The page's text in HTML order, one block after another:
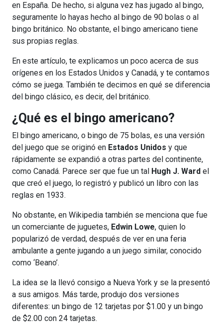
en España. De hecho, si alguna vez has jugado al bingo,
seguramente lo hayas hecho al bingo de 90 bolas o al
bingo británico. No obstante, el bingo americano tiene
sus propias reglas.
En este artículo, te explicamos un poco acerca de sus
orígenes en los Estados Unidos y Canadá, y te contamos
cómo se juega. También te decimos en qué se diferencia
del bingo clásico, es decir, del británico.
¿Qué es el bingo americano?
El bingo americano, o bingo de 75 bolas, es una versión
del juego que se originó en Estados Unidos y que
rápidamente se expandió a otras partes del continente,
como Canadá. Parece ser que fue un tal Hugh J. Ward el
que creó el juego, lo registró y publicó un libro con las
reglas en 1933.
No obstante, en Wikipedia también se menciona que fue
un comerciante de juguetes, Edwin Lowe, quien lo
popularizó de verdad, después de ver en una feria
ambulante a gente jugando a un juego similar, conocido
como ‘Beano’.
La idea se la llevó consigo a Nueva York y se la presentó
a sus amigos. Más tarde, produjo dos versiones
diferentes: un bingo de 12 tarjetas por $1.00 y un bingo
de $2.00 con 24 tarjetas.